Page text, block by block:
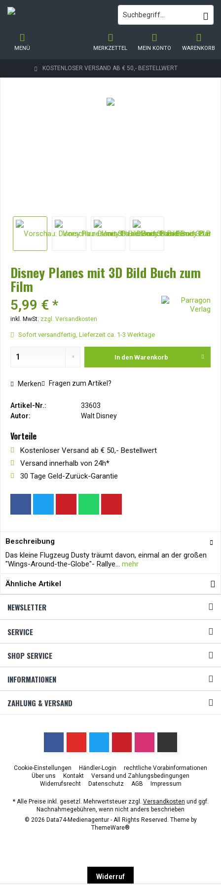
KOSTENLOSER VERSAND AB € 50,- BESTELLWERT
WARENKORB
MERKZETTEL MEIN KONTO
MENÜ
Disney Planes mit 3D Bild Buch zum
Film
5,99 € *
inkl. MwSt. zzgl. Versandkosten
Sofort versandfertig, Lieferzeit ca. 1-3 Werktage
In den Warenkorb
Merken Fragen zum Artikel?
Artikel-Nr.:
33603
Autor:
Walt Disney
Vorteile
Kostenloser Versand ab € 50,- Bestellwert
Versand innerhalb von 24h*
30 Tage Geld-Zurück-Garantie
Beschreibung
Das kleine Flugzeug Dusty träumt davon, einmal an der großen
"Wings-Around-the-Globe"- Rallye... mehr
Ähnliche Artikel
NEWSLETTER
SERVICE
SHOP SERVICE
INFORMATIONEN
ZAHLUNG & VERSAND
Cookie-Einstellungen Händler-Login
rechtliche Vorabinformationen
Über uns
Kontakt
Versand und Zahlungsbedingungen
Widerrufsrecht
Datenschutz AGB Impressum
* Alle Preise inkl. gesetzl. Mehrwertsteuer zzgl. Versandkosten und ggf.
Nachnahmegebühren, wenn nicht anders beschrieben
© 2026 Data74-Medienagentur - All Rights Reserved. Theme by
ThemeWare®
Widerruf